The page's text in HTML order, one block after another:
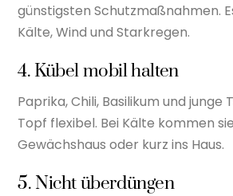
günstigsten Schutzmaßnahmen.
Kälte, Wind und Starkregen.
4. Kübel mobil halten
Paprika, Chili, Basilikum und junge
Topf flexibel. Bei Kälte kommen
Gewächshaus oder kurz ins Haus.
5. Nicht überdüngen